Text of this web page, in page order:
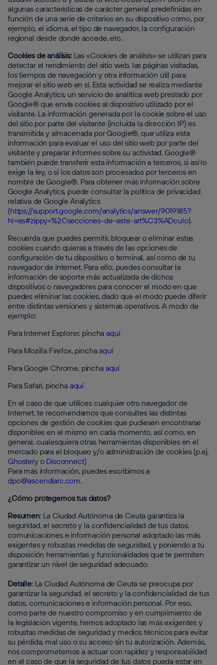
algunas características de carácter general predefinidas en
función de una serie de criterios en su dispositivo como, por
ejemplo, el idioma, el tipo de navegador, la configuración
regional desde donde accede, etc.
Cookies de análisis:Las «Cookies de análisis» se utilizan para
detectar el rendimiento del sitio web, las páginas visitadas,
los tiempos de navegación y otra información útil para
mejorar el sitio web en sí. Esta actividad se realiza mediante
Google Analytics, un servicio de analítica web prestado por
Google® que envía cookies al dispositivo utilizado por el
visitante. La información generada por la cookie sobre el uso
del sitio por parte del visitante (incluida la dirección IP) es
transmitida y almacenada por Google®, que utiliza esta
información para evaluar el uso del sitio web por parte del
visitante y preparar informes sobre su actividad. Google®
también puede transferir esta información a terceros, si así lo
exige la ley, o si los datos son procesados por terceros en
nombre de Google®. Para obtener más información sobre
Google Analytics, puede consultar la política de privacidad
relativa de Google Analytics
(https://support.google.com/analytics/answer/9019185?
hl=es#zippy=%2Csecciones-de-este-art%C3%ADculo).
Recuerda que puedes permitir, bloquear o eliminar estas
cookies cuando quieras a través de las opciones de
configuración de tu dispositivo o terminal, así como de tu
navegador de internet. Para ello, puedes consultar la
información de soporte más actualizada de dichos
dispositivos o navegadores para conocer el modo en que
puedes eliminar las cookies, dado que el modo puede diferir
entre distintas versiones y sistemas operativos. A modo de
ejemplo:
Para Internet Explorer, pincha aquí
Para Mozilla Firefox, pincha aquí
Para Google Chrome, pincha aquí
Para Safari, pincha aquí
En el caso de que utilices cualquier otro navegador de
Internet, te recomendamos que consultes las distintas
opciones de gestión de cookies que pudiesen encontrarse
disponibles en el mismo en cada momento, así como, en
general, cualesquiera otras herramientas disponibles en el
mercado para el bloqueo y/o administración de cookies (p.ej.
Ghosteryo Disconnect)
Para más información, puedes escribirnos a
dpo@ascendiarc.com.
¿Cómo protegemos tus datos?
Resumen: La Ciudad Autónoma de Ceuta garantiza la
seguridad, el secreto y la confidencialidad de tus datos,
comunicaciones e información personal adoptado las más
exigentes y robustas medidas de seguridad, y poniendo a tu
disposición herramientas y funcionalidades que te permiten
garantizar un nivel de seguridad adecuado.
Detalle: La Ciudad Autónoma de Ceuta se preocupa por
garantizar la seguridad, el secreto y la confidencialidad de tus
datos, comunicaciones e información personal. Por eso,
como parte de nuestro compromiso y en cumplimiento de
la legislación vigente, hemos adoptado las más exigentes y
robustas medidas de seguridad y medios técnicos para evitar
su pérdida, mal uso o su acceso sin tu autorización. Además,
nos comprometemos a actuar con rapidez y responsabilidad
en el caso de que la seguridad de tus datos pueda estar en